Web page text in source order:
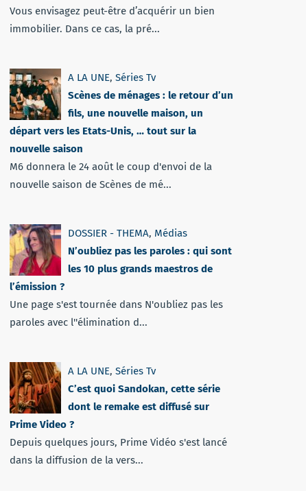
Vous envisagez peut-être d’acquérir un bien
immobilier. Dans ce cas, la pré...
A LA UNE, Séries Tv
Scènes de ménages : le retour d’un
fils, une nouvelle maison, un
départ vers les Etats-Unis, … tout sur la
nouvelle saison
M6 donnera le 24 août le coup d'envoi de la
nouvelle saison de Scènes de mé...
DOSSIER - THEMA, Médias
N’oubliez pas les paroles : qui sont
les 10 plus grands maestros de
l’émission ?
Une page s'est tournée dans N'oubliez pas les
paroles avec l''élimination d...
A LA UNE, Séries Tv
C’est quoi Sandokan, cette série
dont le remake est diffusé sur
Prime Video ?
Depuis quelques jours, Prime Vidéo s'est lancé
dans la diffusion de la vers...